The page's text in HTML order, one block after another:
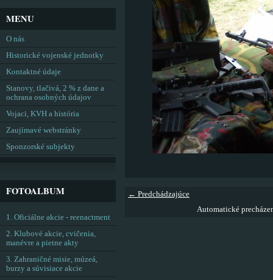
← Predchádzajúce
Automatické
MENU
O nás
Historické vojenské jednotky
Kontaktné údaje
Stanovy, tlačivá, 2 % z dane a
ochrana osobných údajov
Vojaci, KVH a história
Zaujímavé webstránky
Sponzorské subjekty
FOTOALBUM
1. Oficiálne akcie - reenactment
2. Klubové akcie, cvičenia,
manévre a pietne akty
3. Zahraničné misie, múzeá,
burzy a súvisiace akcie